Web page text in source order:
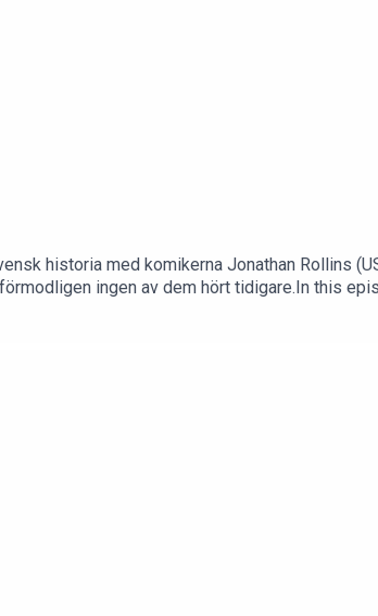
historia med komikerna Jonathan Rollins
ingen av dem hört tidigare.In this
anything. Enjoy!Support this podcast at